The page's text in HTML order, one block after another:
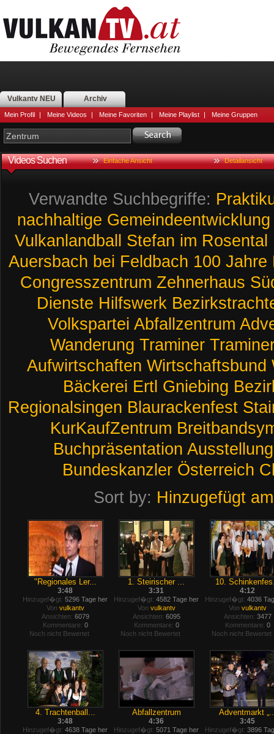
Vulkantv NEU Archiv
Mein Profil | Meine Videos | Meine Favoriten | Meine Playlist | Meine Gruppen
Videos Suchen Einfache Ansicht Detailansicht
Verwandte Suchbegriffe:
nachhaltige Gemeindeentwicklung
Vulkanlandball
Stefan im Rosental
Auersbach bei Feldbach 100 Jahre
Congresszentrum Zehnerhaus
Dienste Hilfswerk
Volkspartei Abfallzentrum
Wanderung Traminer
Aufwirtschaften Wirtschaftsbund
Bäckerei Ertl Gniebing
Regionalsingen Blaurackenfest
KurKaufZentrum
Buchpräsentation Ausstellung
Bundeskanzler Österreich
Sort by: Hinzugefügt am
"Regionales Ler...
3:48
Hinzugef�gt: 5296 Tage her
Von vulkantv
Ansichten: 6079
Kommentare: 0
Noch nicht Bewertet
1. Steirischer ...
3:31
Hinzugef�gt: 4582 Tage her
Von vulkantv
Ansichten: 6095
Kommentare: 0
Noch nicht Bewertet
10.
4:12
Hinzugef�gt: 4036
Von vulkantv
Ansichten: 3477
Kommentare: 0
Noch nicht Bewertet
4. Trachtenball...
3:48
Hinzugef�gt: 4638 Tage her
Abfallzentrum
4:36
Hinzugef�gt: 5071 Tage her
Adventmarkt
3:45
Hinzugef�gt: 3896